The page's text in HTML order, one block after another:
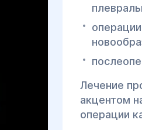
с сосудистой:
грудной клетки
торакального и
консультация в
доступна без направления
Лечение
акцентом
операции